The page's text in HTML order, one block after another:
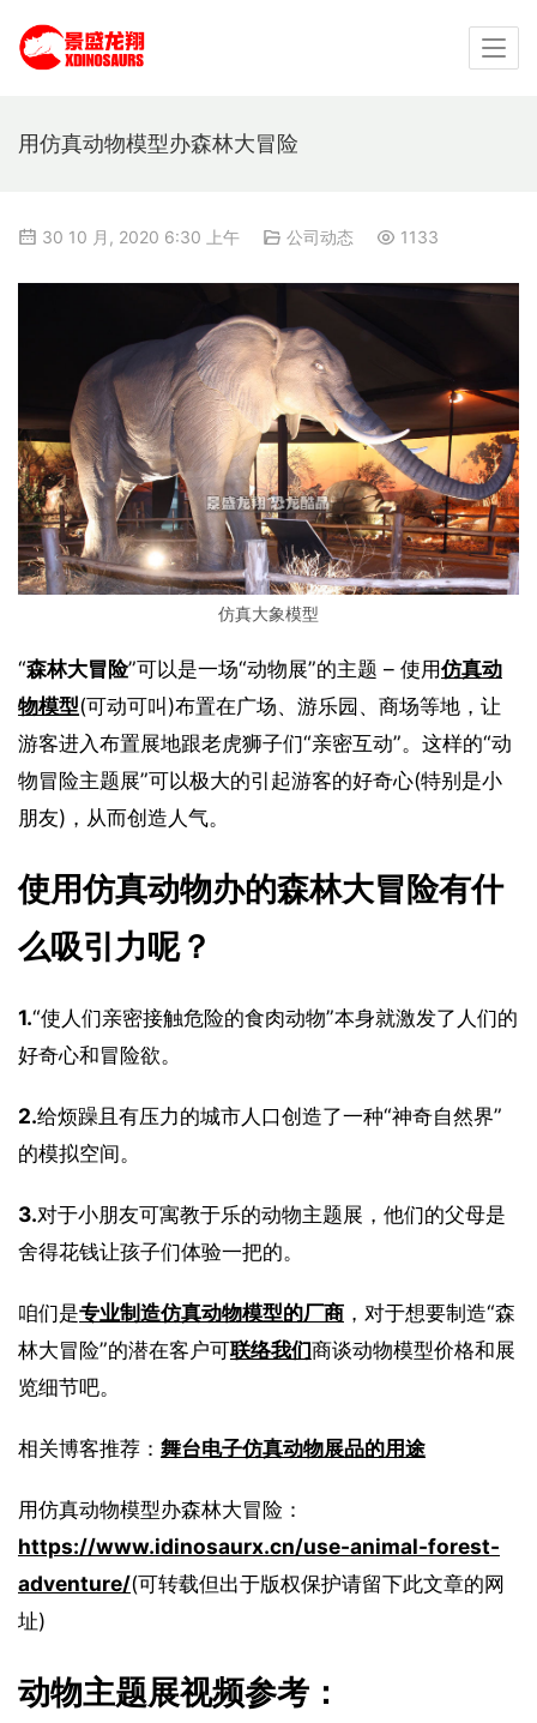
用仿真动物模型办森林大冒险
30 10 月, 2020 6:30 上午 公司动态 1133
仿真大象模型
“森林大冒险”可以是一场“动物展”的主题 – 使用仿真动
物模型(可动可叫)布置在广场、游乐园、商场等地，让
游客进入布置展地跟老虎狮子们“亲密互动”。这样的“动
物冒险主题展”可以极大的引起游客的好奇心(特别是小
朋友)，从而创造人气。
使用仿真动物办的森林大冒险有什
么吸引力呢？
1.“使人们亲密接触危险的食肉动物”本身就激发了人们的
好奇心和冒险欲。
2.给烦躁且有压力的城市人口创造了一种“神奇自然界”
的模拟空间。
3.对于小朋友可寓教于乐的动物主题展，他们的父母是
舍得花钱让孩子们体验一把的。
咱们是专业制造仿真动物模型的厂商 ，对于想要制造“森
林大冒险”的潜在客户可联络我们商谈动物模型价格和展
览细节吧。
相关博客推荐： 舞台电子仿真动物展品的用途
用仿真动物模型办森林大冒险：
https://www.idinosaurx.cn/use-animal-forest-
adventure/(可转载但出于版权保护请留下此文章的网
址)
动物主题展视频参考：